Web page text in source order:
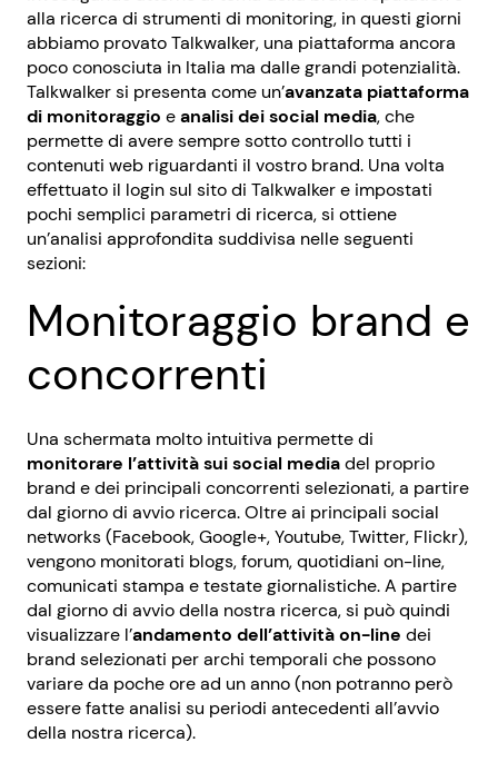
alla ricerca di strumenti di monitoring, in questi giorni
abbiamo provato Talkwalker, una piattaforma ancora
poco conosciuta in Italia ma dalle grandi potenzialità.
Talkwalker si presenta come un’avanzata piattaforma
di monitoraggio eanalisi dei social media, che
permette di avere sempre sotto controllo tutti i
contenuti web riguardanti il vostro brand. Una volta
effettuato il login sul sito di Talkwalker e impostati
pochi semplici parametri di ricerca, si ottiene
un’analisi approfondita suddivisa nelle seguenti
sezioni:
Monitoraggio brand e
concorrenti
Una schermata molto intuitiva permette di
monitorare l’attività sui social mediadel proprio
brand e dei principali concorrenti selezionati, a partire
dal giorno di avvio ricerca. Oltre ai principali social
networks (Facebook, Google+, Youtube, Twitter, Flickr),
vengono monitorati blogs, forum, quotidiani on-line,
comunicati stampa e testate giornalistiche. A partire
dal giorno di avvio della nostra ricerca, si può quindi
visualizzare l’andamento dell’attività on-line dei
brand selezionati per archi temporali che possono
variare da poche ore ad un anno (non potranno però
essere fatte analisi su periodi antecedenti all’avvio
della nostra ricerca).